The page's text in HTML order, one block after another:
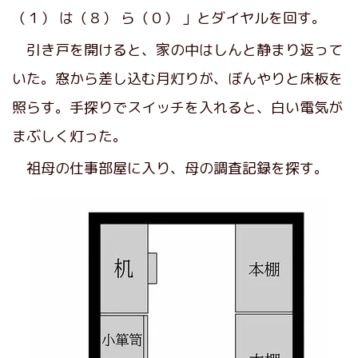
（１） は（８） ら（０） 」とダイヤルを回す。
引き戸を開けると、家の中はしんと静まり返って
いた。窓から差し込む月灯りが、ぼんやりと床板を
照らす。手探りでスイッチを入れると、白い電気が
まぶしく灯った。
祖母の仕事部屋に入り、母の調査記録を探す。